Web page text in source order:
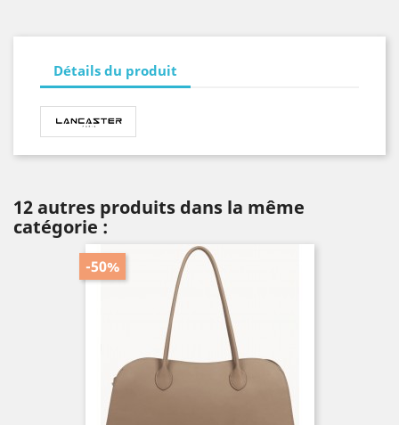
Détails du produit
12 autres produits dans la même
catégorie :
-50%